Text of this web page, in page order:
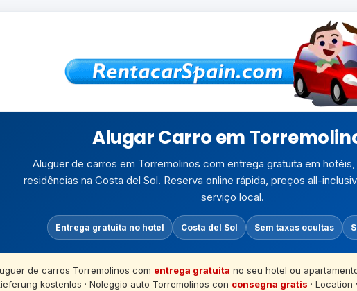
Alugar Carro em
Aluguer de carros em Torremolinos com entrega gratuita em
residências na Costa del Sol. Reserva online rápida, preços all-
serviço local.
Entrega gratuita no hotel Costa del Sol Sem taxas ocultas
de carros Torremolinos com entrega gratuita no seu hotel ou
kostenlos · Noleggio auto Torremolinos con consegna gratis ·